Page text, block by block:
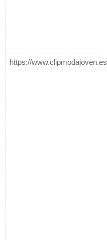
https://www.clipmodajoven.es